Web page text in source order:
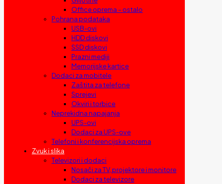
Office oprema – ostalo
Pohrana podataka
USB-ovi
HDD diskovi
SSD diskovi
Prazni mediji
Memorijske kartice
Dodaci za mobitele
Zaštita za telefone
Sprejevi
Okviri i torbice
Neprekidna napajanja
UPS-ovi
Dodaci za UPS-ove
Telefoni i konferencijska oprema
Zvuk i slika
Televizori i dodaci
Nosači za TV, projektore i monitore
Dodaci za televizore